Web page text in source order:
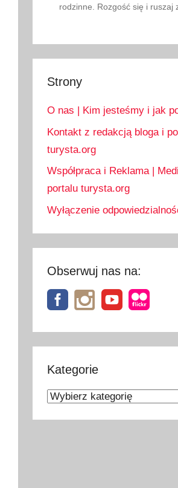
rodzinne. Rozgość się i ruszaj
Strony
O nas | Kim jesteśmy i jak
Kontakt z redakcją bloga i
turysta.org
Współpraca i Reklama |
portalu turysta.org
Wyłączenie
Obserwuj nas na:
Kategorie
Kategorie